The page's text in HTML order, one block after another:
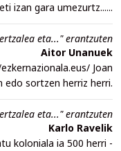
izan gara umezurtz......
eta..." erantzuten
Aitor Unanuek
Joan
edo sortzen herriz herri.
eta..." erantzuten
Karlo Ravelik
koloniala ia 500 herri -